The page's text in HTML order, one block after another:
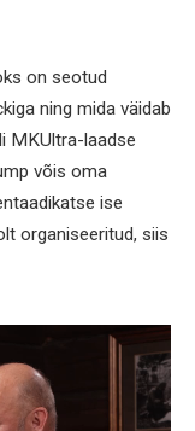
on seotud
ning mida väidab
MKUltra-laadse
võis oma
ise
organiseeritud, siis